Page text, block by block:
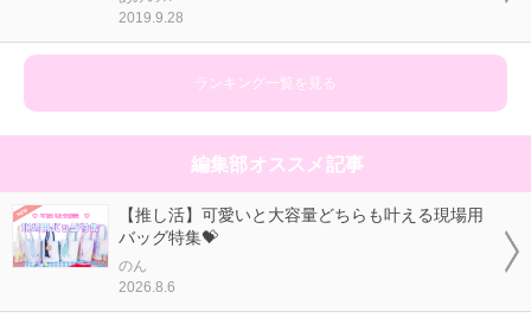
2019.9.28
ランキング一覧を見る
編集部オススメ記事
【推し活】可愛いと大容量どちらも叶える現場用
バッグ特集💝
のん
2026.8.6